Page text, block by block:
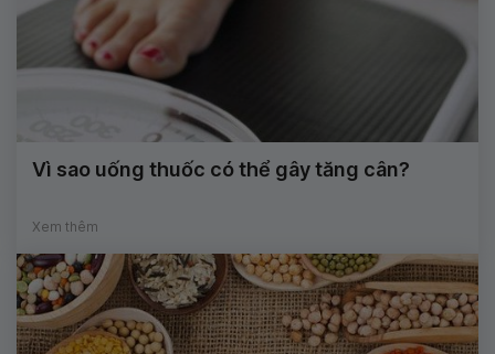
Vì sao uống thuốc có thể gây tăng cân?
Xem thêm